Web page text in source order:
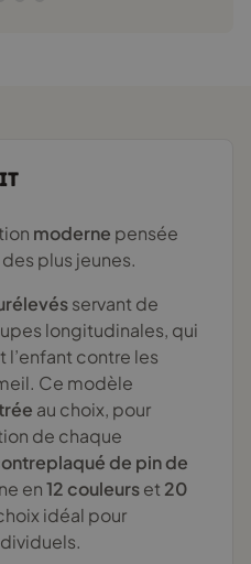
moderne pensée
des plus jeunes.
servant de
longitudinales, qui
contre les
Ce modèle
au choix, pour
de chaque
de pin de
en12 couleurset 20
idéal pour